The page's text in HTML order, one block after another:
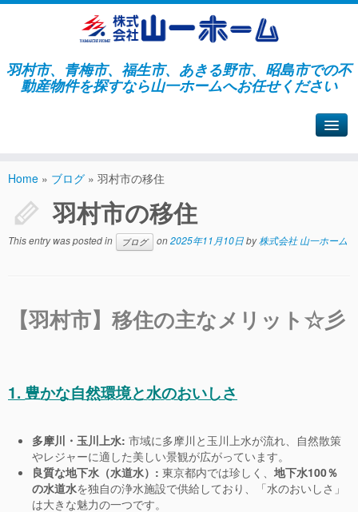
羽村市、青梅市、福生市、あきる野市、昭島市での不
動産物件を探すなら山一ホームへお任せください
Home » ブログ » 羽村市の移住
羽村市の移住
This entry was posted in ブログ on2025年11月10日by株式会社 山一ホーム
【羽村市】移住の主なメリット☆彡
1. 豊かな自然環境と水のおいしさ
多摩川・玉川上水: 市域に多摩川と玉川上水が流れ、自然散策
やレジャーに適した美しい景観が広がっています。
良質な地下水（水道水）: 東京都内では珍しく、 地下水100％
の水道水を独自の浄水施設で供給しており、「水のおいしさ」
は大きな魅力の一つです。